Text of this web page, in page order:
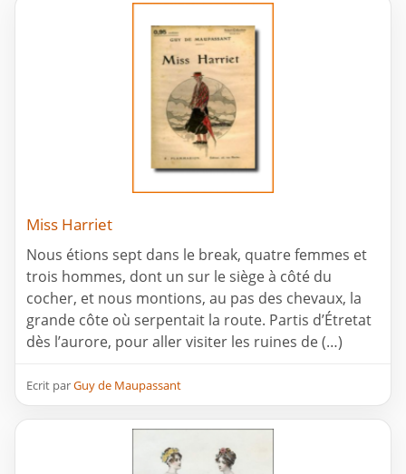
Miss Harriet
Nous étions sept dans le break, quatre femmes et
trois hommes, dont un sur le siège à côté du
cocher, et nous montions, au pas des chevaux, la
grande côte où serpentait la route. Partis d’Étretat
dès l’aurore, pour aller visiter les ruines de (…)
Ecrit parGuy de Maupassant